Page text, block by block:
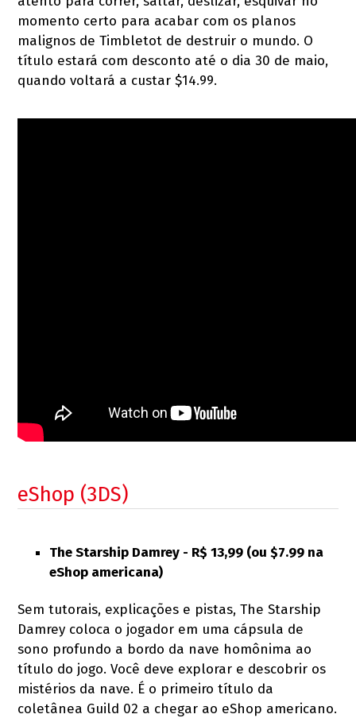
momento certo para acabar com os planos
malignos de Timbletot de destruir o mundo. O
título estará com desconto até o dia 30 de maio,
quando voltará a custar $14.99.
eShop (3DS)
The Starship Damrey - R$ 13,99 (ou $7.99 na
eShop americana)
Sem tutorais, explicações e pistas, The Starship
Damrey coloca o jogador em uma cápsula de
sono profundo a bordo da nave homônima ao
título do jogo. Você deve explorar e descobrir os
mistérios da nave. É o primeiro título da
coletânea Guild 02 a chegar ao eShop americano.